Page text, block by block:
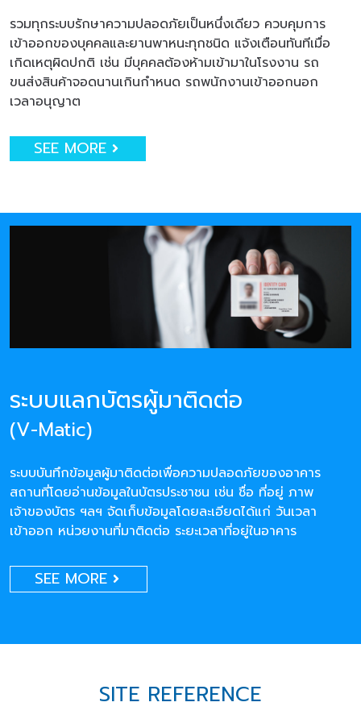
รวมทุกระบบรักษาความปลอดภัยเป็นหนึ่งเดียว ควบคุมการ
เข้าออกของบุคคลและยานพาหนะทุกชนิด แจ้งเตือนทันทีเมื่อ
เกิดเหตุผิดปกติ เช่น มีบุคคลต้องห้ามเข้ามาในโรงงาน รถ
ขนส่งสินค้าจอดนานเกินกำหนด รถพนักงานเข้าออกนอก
เวลาอนุญาต
SEE MORE
ระบบแลกบัตรผู้มาติดต่อ
(V-Matic)
ระบบบันทึกข้อมูลผู้มาติดต่อเพื่อความปลอดภัยของอาคาร
สถานที่โดยอ่านข้อมูลในบัตรประชาชน เช่น ชื่อ ที่อยู่ ภาพ
เจ้าของบัตร ฯลฯ จัดเก็บข้อมูลโดยละเอียดได้แก่ วันเวลา
เข้าออก หน่วยงานที่มาติดต่อ ระยะเวลาที่อยู่ในอาคาร
SEE MORE
SITE REFERENCE